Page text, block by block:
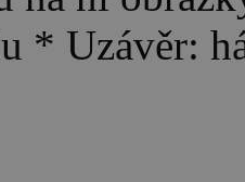
* Uzávěr: